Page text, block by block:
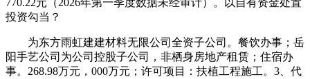
770.22元（2026年第一季度数据未经审计）。以自有资金处置
投资勾当？
为东方雨虹建建材料无限公司全资子公司。餐饮办事；岳
阳手艺公司为公司控股子公司，非栖身房地产租赁；住宿办
事。268.98万元，000万元；许可项目：扶植工程施工。3、代